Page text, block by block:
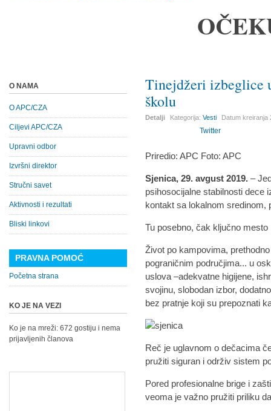
Tinejdžeri izbeglice
školu
Detalji Kategorija:Vesti Datum kreiranja
Twitter
Priredio: APC Foto: APC
Sjenica, 29. avgust 2019. –
psihosocijalne stabilnosti dece
kontakt sa lokalnom sredinom,
Tu posebno, čak ključno
Život po kampovima,
pograničnim područjima... u
uslova –adekvatne higijene,
svojinu, slobodan izbor,
bez pratnje koji su prepoznati
Reč je uglavnom o dečacima
pružiti siguran i održiv sistem
Pored profesionalne brige i
veoma je važno pružiti priliku
O NAMA
O APC/CZA
Ciljevi APC/CZA
Upravni odbor
Izvršni direktor
Stručni savet
Aktivnosti i rezultati
Bliski linkovi
PRAVNA POMOĆ
Početna strana
KO JE NA VEZI
Ko je na mreži: 672 gostiju i nema
prijavljenih članova